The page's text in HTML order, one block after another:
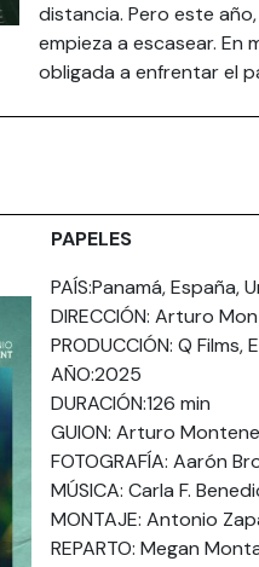
distancia. Pero este
empieza a escasear. En
obligada a enfrentar el
PAPELES
PAÍS:Panamá, España,
DIRECCIÓN: Arturo
PRODUCCIÓN: Q
AÑO:2025
DURACIÓN:126 min
GUION: Arturo
FOTOGRAFÍA: Aarón
MÚSICA: Carla F.
MONTAJE: Antonio
REPARTO: Megan